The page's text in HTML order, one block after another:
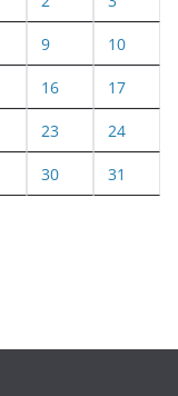
9 10
16 17
23 24
30 31